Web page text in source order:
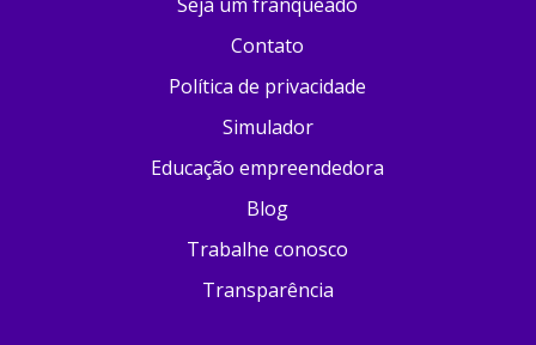
Contato
Política de privacidade
Simulador
Educação empreendedora
Blog
Trabalhe conosco
Transparência